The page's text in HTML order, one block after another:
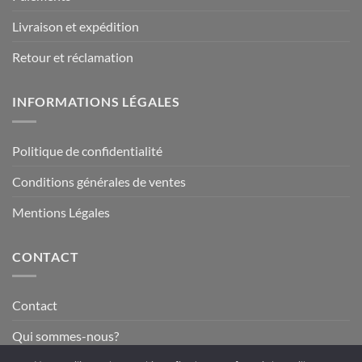
Livraison et expédition
Retour et réclamation
INFORMATIONS LÉGALES
Politique de confidentialité
Conditions générales de ventes
Mentions Légales
CONTACT
Contact
Qui sommes-nous?